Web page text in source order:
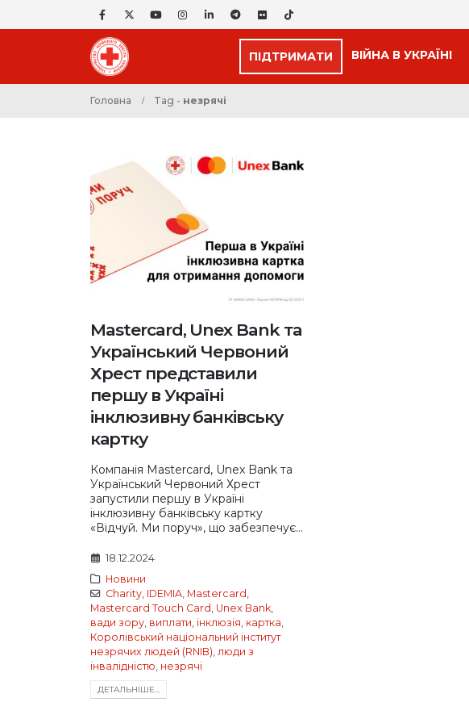
ПІДТРИМАТИ ВІЙНА В УКРАЇНІ
Головна Tag - незрячі
Mastercard, Unex Bank та
Український Червоний
Хрест представили
першу в Україні
інклюзивну банківську
картку
Компанія Mastercard, Unex Bank та
Український Червоний Хрест
запустили першу в Україні
інклюзивну банківську картку
«Відчуй. Ми поруч», що забезпечує...
18.12.2024
Новини
Charity, IDEMIA, Mastercard
Mastercard Touch Card Unex Bank
вади зору виплати інклюзія картка
Королівський національний інститут
незрячих людей (RNIB) люди з
інвалідністю незрячі
ДЕТАЛЬНIШЕ...